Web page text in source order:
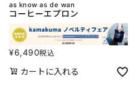
as know as de wan
コーヒーエプロン
¥6,490税込
カートに入れる